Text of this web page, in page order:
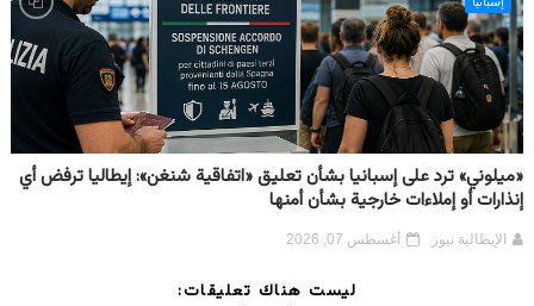
«ميلوني» ترد على إسبانيا بشأن تعليق «اتفاقية شنغن»: إيطاليا ترفض أي
إنذارات أو إملاءات خارجية بشأن أمنها
الإيطالية نيوز أغسطس 07, 2026
ليست هناك تعليقات: